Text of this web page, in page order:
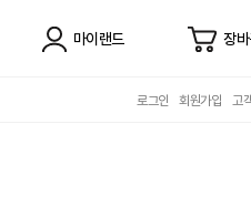
마이랜드 장
로그인 회원가입 고